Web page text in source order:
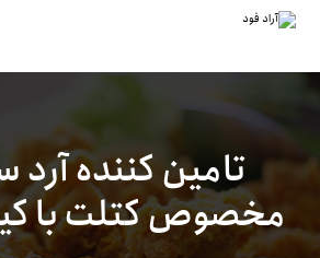
تامین کننده آرد
مخصوص کتلت با